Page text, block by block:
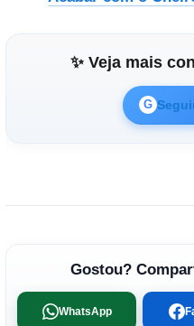
✨ Veja mais
G
Gostou?
WhatsApp